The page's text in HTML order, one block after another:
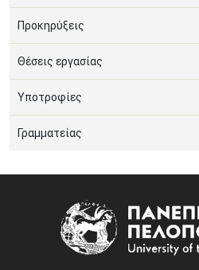
Προκηρύξεις
Θέσεις εργασίας
Υποτροφίες
Γραμματείας